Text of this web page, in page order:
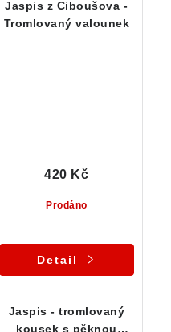
Jaspis z Ciboušova -
Tromlovaný valounek
Prodáno
420 Kč
Detail
Jaspis - tromlovaný
kousek s pěknou